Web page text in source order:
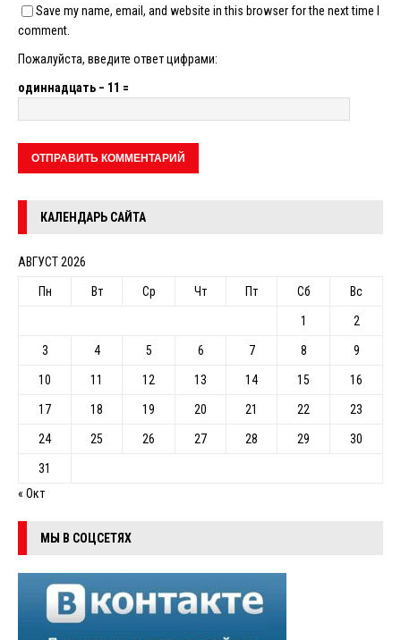
Save my name, email, and website in this browser for the next time I
comment.
Пожалуйста, введите ответ цифрами:
одиннадцать − 11 =
КАЛЕНДАРЬ САЙТА
АВГУСТ 2026
Пн Вт Ср Чт Пт Сб Вс
1 2
3 4 5 6 7 8 9
10 11 12 13 14 15 16
17 18 19 20 21 22 23
24 25 26 27 28 29 30
31
« Окт
МЫ В СОЦСЕТЯХ